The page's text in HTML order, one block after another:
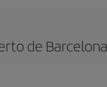
de Barcelona